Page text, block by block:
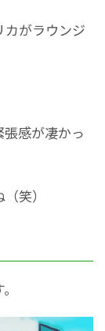
カがラウンジ
感が凄かっ
笑）